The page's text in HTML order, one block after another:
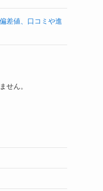
差値、口コミや進
せん。